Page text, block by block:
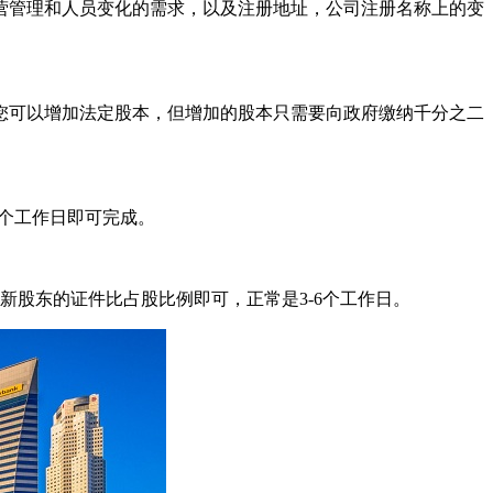
理和人员变化的需求，以及注册地址，公司注册名称上的变
以增加法定股本，但增加的股本只需要向政府缴纳千分之二
工作日即可完成。
东的证件比占股比例即可，正常是3-6个工作日。